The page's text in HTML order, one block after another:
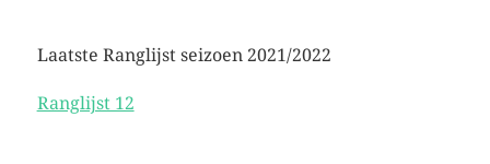
Laatste Ranglijst seizoen 2021/2022
Ranglijst 12